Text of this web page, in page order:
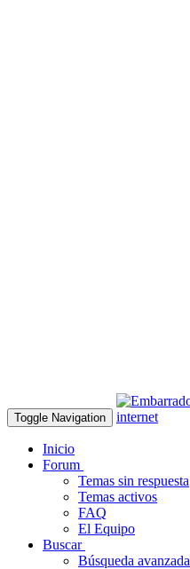
Toggle Navigation
Inicio
Forum
Temas sin respuesta
Temas activos
FAQ
El Equipo
Buscar
Búsqueda avanzada